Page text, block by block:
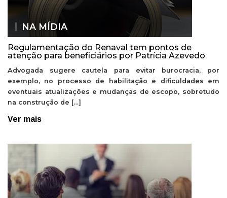
NA MÍDIA
Regulamentação do Renaval tem pontos de
atenção para beneficiários por Patrícia Azevedo
Advogada sugere cautela para evitar burocracia, por
exemplo, no processo de habilitação e dificuldades em
eventuais atualizações e mudanças de escopo, sobretudo
na construção de […]
Ver mais